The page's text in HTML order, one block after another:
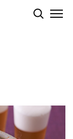
検索する